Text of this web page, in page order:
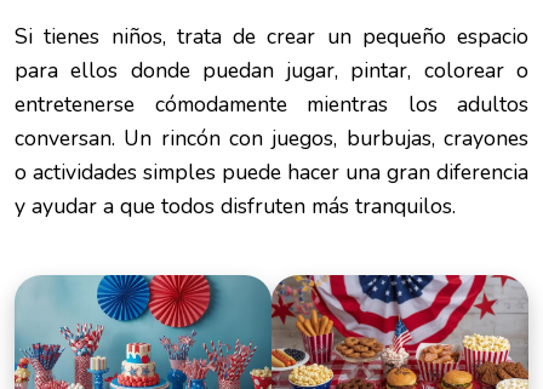
Si tienes niños, trata de crear un pequeño espacio
para ellos donde puedan jugar, pintar, colorear o
entretenerse cómodamente mientras los adultos
conversan. Un rincón con juegos, burbujas, crayones
o actividades simples puede hacer una gran diferencia
y ayudar a que todos disfruten más tranquilos.